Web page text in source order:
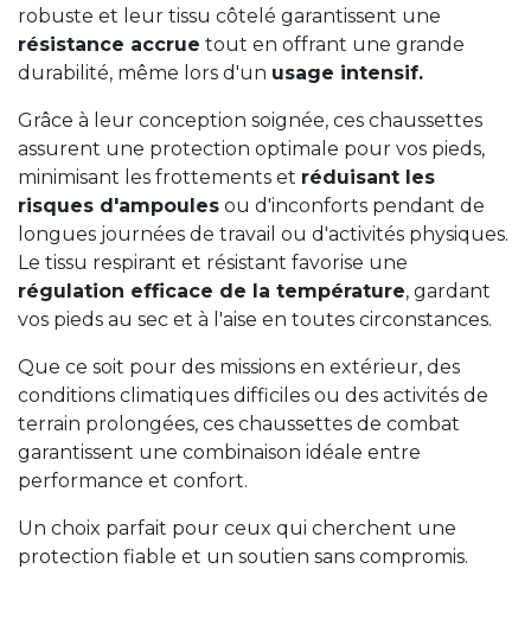
robuste et leur tissu côtelé garantissent une
résistance accrue tout en offrant une grande
durabilité, même lors d'un usage intensif.
Grâce à leur conception soignée, ces chaussettes
assurent une protection optimale pour vos pieds,
minimisant les frottements et réduisant les
risques d'ampoules ou d'inconforts pendant de
longues journées de travail ou d'activités physiques.
Le tissu respirant et résistant favorise une
régulation efficace de la température, gardant
vos pieds au sec et à l'aise en toutes circonstances.
Que ce soit pour des missions en extérieur, des
conditions climatiques difficiles ou des activités de
terrain prolongées, ces chaussettes de combat
garantissent une combinaison idéale entre
performance et confort.
Un choix parfait pour ceux qui cherchent une
protection fiable et un soutien sans compromis.